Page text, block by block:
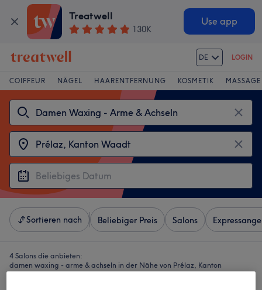
Treatwell
130K
Use app
DE LOGIN
COIFFEUR NÄGEL HAARENTFERNUNG KOSMETIK MASSAGE
Sortieren nach Beliebiger Preis Salons
4 Salons die anbieten:
damen waxing - arme & achseln in der Nähe von Prélaz, Kanton
Waadt